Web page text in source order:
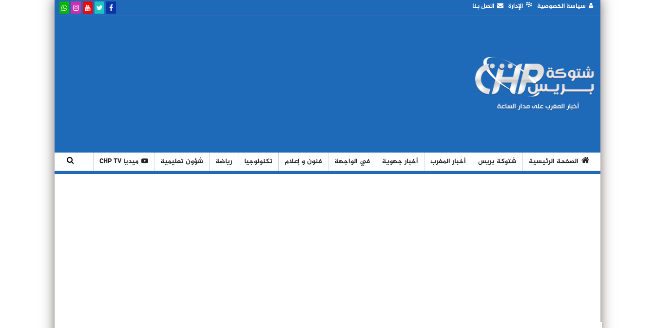
سياسة الخصوصية الإدارة اتصل بنا
الصفحة الرئيسية شتوكة بريس أخبار المغرب أخبار جهوية في الواجهة فنون و إعلام تكنولوجيا رياضة شؤون تعليمية ميديا CHP TV